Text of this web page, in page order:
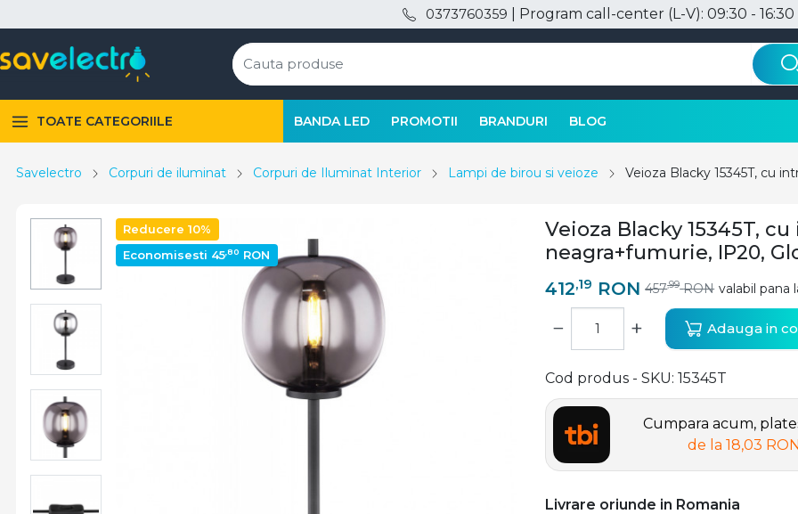
0373760359 | Program call-center (L-V): 09:30 - 16:30
TOATE CATEGORIILE BANDA LED PROMOTII BRANDURI BLOG
Savelectro Corpuri de iluminat Corpuri de Iluminat Interior Lampi de birou si veioze Veioza Blacky 15345T, cu
Reducere 10%
Economisesti 45,80 RON
Veioza Blacky 15345T,
neagra+fumurie, IP20,
412,19 RON 457,99 RON valabil pana
Cumpara acum,
de la 18,03
Livrare oriunde in Romania
Cod produs - SKU 15345T
− + Adauga in